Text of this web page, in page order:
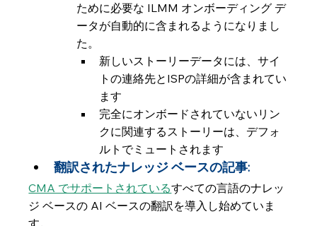
ために必要な ILMM オンボーディング デ
ータが自動的に含まれるようになりまし
た。
新しいストーリーデータには、サイ
トの連絡先とISPの詳細が含まれてい
ます
完全にオンボードされていないリン
クに関連するストーリーは、デフォ
ルトでミュートされます
翻訳されたナレッジ ベースの記事:
CMA でサポートされているすべての言語のナレッ
ジ ベースの AI ベースの翻訳を導入し始めていま
す。